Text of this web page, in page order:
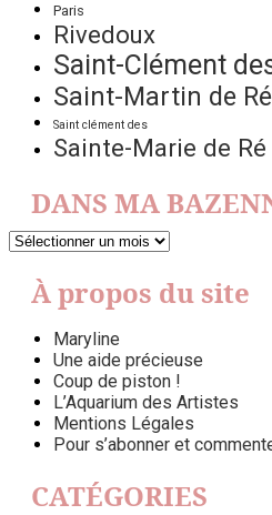
Paris
Rivedoux
Saint-Clément
Saint-Martin de Ré
Saint clément des
Sainte-Marie de Ré
DANS MA
DANS
BAZENNE
(ARCHIVES)
À propos du site
Maryline
Une aide précieuse
Coup de piston !
L’Aquarium des Artistes
Mentions Légales
Pour s’abonner et
CATÉGORIES